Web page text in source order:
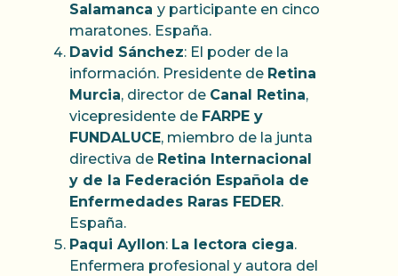
Salamanca y participante en cinco
maratones. España.
David Sánchez: El poder de la
información. Presidente de Retina
Murcia, director de Canal Retina,
vicepresidente de FARPE y
FUNDALUCE, miembro de la junta
directiva de Retina Internacional
y de la Federación Española de
Enfermedades Raras FEDER.
España.
Paqui Ayllon: La lectora ciega.
Enfermera profesional y autora del